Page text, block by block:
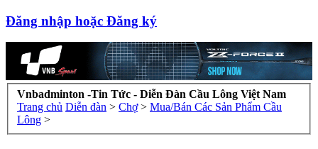
Đăng nhập hoặc Đăng ký
Vnbadminton -Tin Tức - Diễn Đàn Cầu Lông Việt Nam
Trang chủ Diễn đàn > Chợ > Mua/Bán Các Sản Phẩm Cầu
Lông >